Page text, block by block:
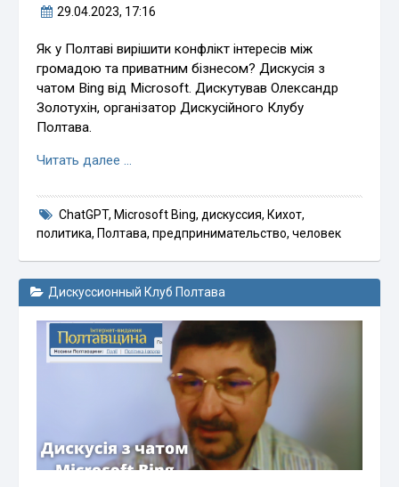
29.04.2023, 17:16
Як у Полтаві вирішити конфлікт інтересів між
громадою та приватним бізнесом? Дискусія з
чатом Bing від Microsoft. Дискутував Олександр
Золотухін, організатор Дискусійного Клубу
Полтава.
Читать далее …
ChatGPT, Microsoft Bing, дискуссия, Кихот,
политика, Полтава,предпринимательство,человек
Дискуссионный Клуб Полтава